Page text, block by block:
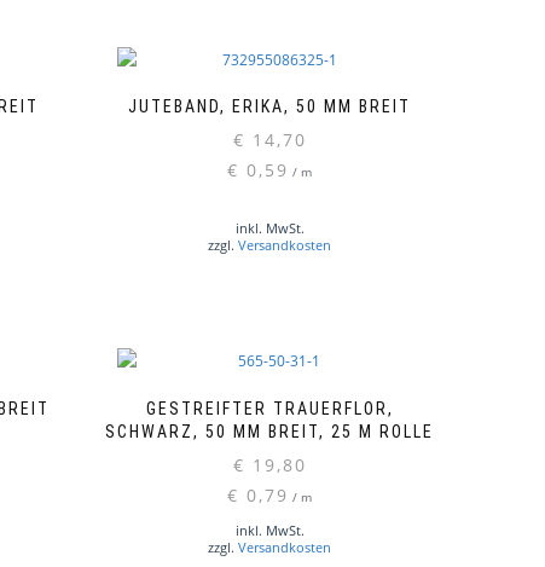
JUTEBAND, ERIKA, 50 MM BREIT
€ 14,70
€ 0,59 / m
inkl. MwSt.
zzgl.Versandkosten
GESTREIFTER TRAUERFLOR,
SCHWARZ, 50 MM BREIT, 25 M ROLLE
€ 19,80
€ 0,79 / m
inkl. MwSt.
zzgl.Versandkosten